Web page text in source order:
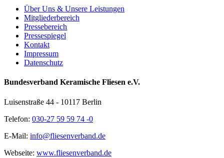
Über Uns & Unsere Leistungen
Mitgliederbereich
Pressebereich
Pressespiegel
Kontakt
Impressum
Datenschutz
Bundesverband Keramische Fliesen e.V.
Luisenstraße 44 - 10117 Berlin
Telefon: 030-27 59 59 74 -0
E-Mail: info@fliesenverband.de
Webseite: www.fliesenverband.de